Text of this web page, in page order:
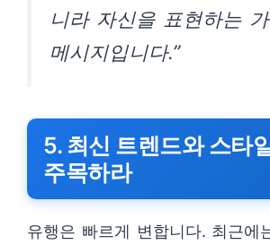
니라 자신을 표현하는
메시지입니다.”
5. 최신 트렌드와 스타
주목하라
유행은 빠르게 변합니다. 최근에